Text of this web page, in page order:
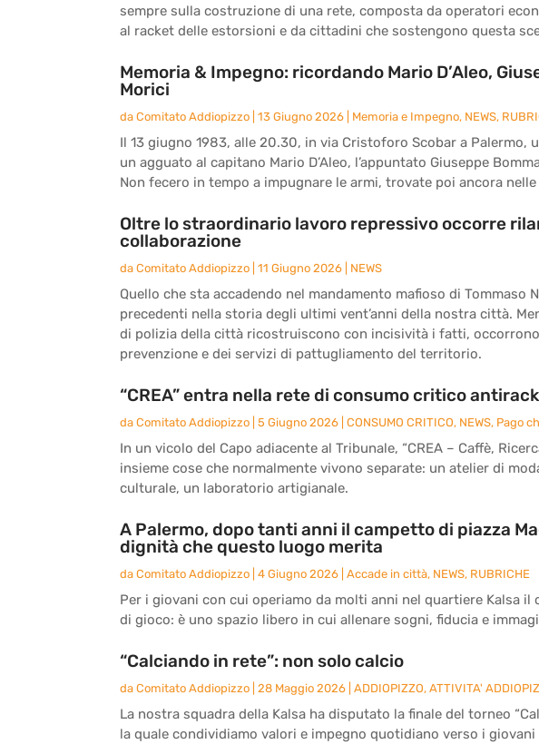
sempre sulla costruzione di una rete, composta da operatori
al racket delle estorsioni e da cittadini che sostengono questa
Memoria & Impegno: ricordando Mario D’Aleo,
Morici
da Comitato Addiopizzo 13 Giugno 2026 Memoria e Impegno, NEWS,
Il 13 giugno 1983, alle 20.30, in via Cristoforo Scobar a Palermo,
un agguato al capitano Mario D’Aleo, l’appuntato Giuseppe
Non fecero in tempo a impugnare le armi, trovate poi ancora
Oltre lo straordinario lavoro repressivo occorre
collaborazione
da Comitato Addiopizzo 11 Giugno 2026 NEWS
Quello che sta accadendo nel mandamento mafioso di Tommaso
precedenti nella storia degli ultimi vent’anni della nostra città.
di polizia della città ricostruiscono con incisività i fatti,
prevenzione e dei servizi di pattugliamento del territorio.
“CREA” entra nella rete di consumo critico
da Comitato Addiopizzo 5 Giugno 2026 CONSUMO CRITICO, NEWS, Pago
In un vicolo del Capo adiacente al Tribunale, “CREA – Caffè,
insieme cose che normalmente vivono separate: un atelier di
culturale, un laboratorio artigianale.
A Palermo, dopo tanti anni il campetto di piazza
dignità che questo luogo merita
da Comitato Addiopizzo 4 Giugno 2026 Accade in città, NEWS, RUBRICHE
Per i giovani con cui operiamo da molti anni nel quartiere Kalsa
di gioco: è uno spazio libero in cui allenare sogni, fiducia e
“Calciando in rete”: non solo calcio
da Comitato Addiopizzo 28 Maggio 2026 ADDIOPIZZO, ATTIVITA'
La nostra squadra della Kalsa ha disputato la finale del torneo
la quale condividiamo valori e impegno quotidiano verso i